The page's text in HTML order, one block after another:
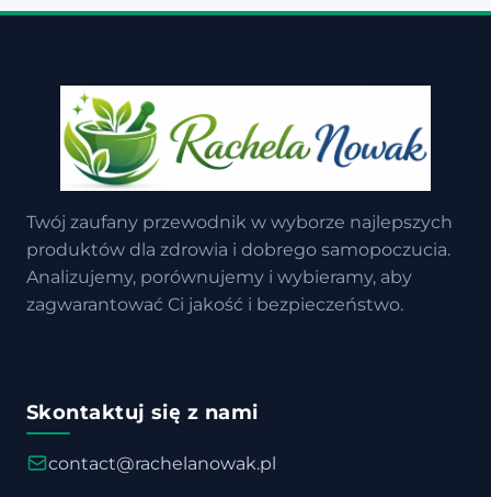
Twój zaufany przewodnik w wyborze najlepszych
produktów dla zdrowia i dobrego samopoczucia.
Analizujemy, porównujemy i wybieramy, aby
zagwarantować Ci jakość i bezpieczeństwo.
Skontaktuj się z nami
contact@rachelanowak.pl